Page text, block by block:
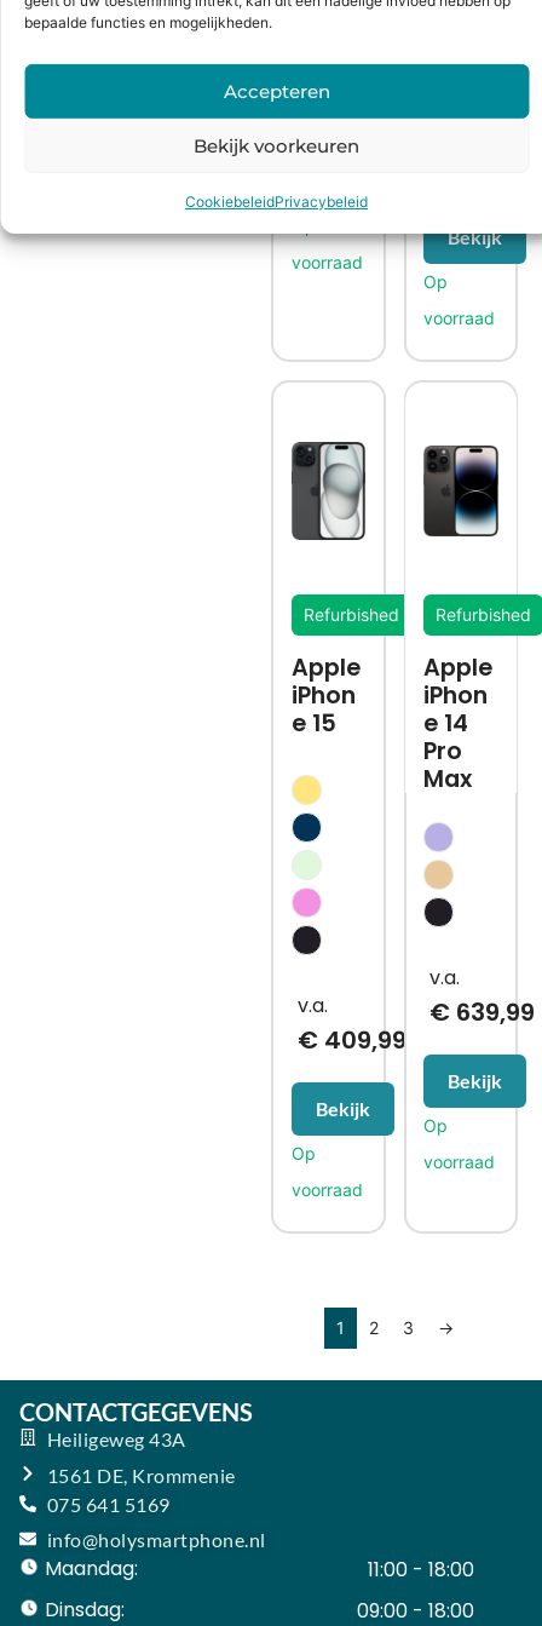
bepaalde functies en mogelijkheden.
Accepteren
Bekijk voorkeuren
CookiebeleidPrivacybeleid
€529,99
Bekijk
Refurbished
Apple
iPhon
e 15
€409,99
Bekijk
Refurbished
Apple
iPhon
e 14
Pro
Max
€ 639,99
Bekijk
1 2 3 →
CONTACTGEGEVENS
Heiligeweg 43A
1561 DE, Krommenie
075 641 5169
info@holysmartphone.nl
Maandag:
11:00 - 18:00
Dinsdag:
09:00 - 18:00